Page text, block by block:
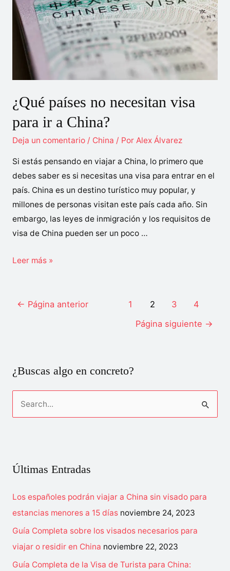
de
sectores
mejor
pagados
horarios
¿Qué países no necesitan visa
para ir a China?
Deja un comentario / China / Por Alex Álvarez
Si estás pensando en viajar a China, lo primero que
debes saber es si necesitas una visa para entrar en el
país. China es un destino turístico muy popular, y
millones de personas visitan este país cada año. Sin
embargo, las leyes de inmigración y los requisitos de
visa de China pueden ser un poco …
¿Qué
necesitan
China?
Leer más »
Navegación
← Página anterior 1 2 3
4
Página siguiente →
¿Buscas algo en concreto?
a
p
o
r
Últimas Entradas
Los españoles podrán viajar a China sin visado para
estancias menores a 15 días noviembre 24, 2023
Guía Completa sobre los visados necesarios para
viajar o residir en China noviembre 22, 2023
Guía Completa de la Visa de Turista para China: